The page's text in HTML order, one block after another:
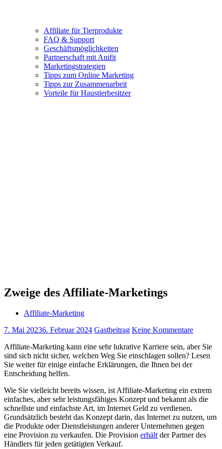
Affiliate für Tierprodukte
FAQ & Support
Geschäftsmöglichkeiten
Partnerschaft mit Anifit
Marketingstrategien
Tipps zum Online Marketing
Tipps zur Zusammenarbeit
Vorteile für Haustierbesitzer
Zweige des Affiliate-Marketings
Affiliate-Marketing
7. Mai 20236. Februar 2024 Gastbeitrag Keine Kommentare
Affiliate-Marketing kann eine sehr lukrative Karriere sein, aber Sie
sind sich nicht sicher, welchen Weg Sie einschlagen sollen? Lesen
Sie weiter für einige einfache Erklärungen, die Ihnen bei der
Entscheidung helfen.
Wie Sie vielleicht bereits wissen, ist Affiliate-Marketing ein extrem
einfaches, aber sehr leistungsfähiges Konzept und bekannt als die
schnellste und einfachste Art, im Internet Geld zu verdienen.
Grundsätzlich besteht das Konzept darin, das Internet zu nutzen, um
die Produkte oder Dienstleistungen anderer Unternehmen gegen
eine Provision zu verkaufen. Die Provision erhältder Partner des
Händlers für jeden getätigten Verkauf.